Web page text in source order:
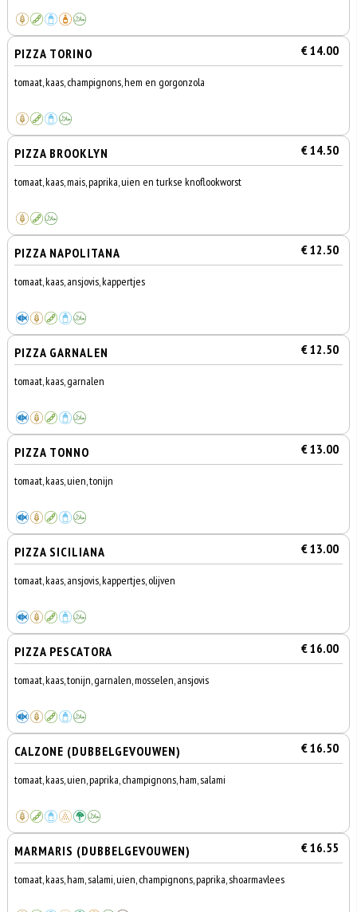
PIZZA TORINO € 14.00
tomaat, kaas, champignons, hem en gorgonzola
PIZZA BROOKLYN € 14.50
tomaat, kaas, mais, paprika, uien en turkse knoflookworst
PIZZA NAPOLITANA € 12.50
tomaat, kaas, ansjovis, kappertjes
PIZZA GARNALEN € 12.50
tomaat, kaas, garnalen
PIZZA TONNO € 13.00
tomaat, kaas, uien, tonijn
PIZZA SICILIANA € 13.00
tomaat, kaas, ansjovis, kappertjes, olijven
PIZZA PESCATORA € 16.00
tomaat, kaas, tonijn, garnalen, mosselen, ansjovis
CALZONE (DUBBELGEVOUWEN) € 16.50
tomaat, kaas, uien, paprika, champignons, ham, salami
MARMARIS (DUBBELGEVOUWEN) € 16.55
tomaat, kaas, ham, salami, uien, champignons, paprika, shoarmavlees